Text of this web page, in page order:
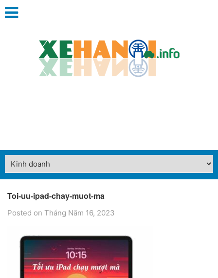
Toi-uu-ipad-chay-muot-ma
Posted on Tháng Năm 16, 2023